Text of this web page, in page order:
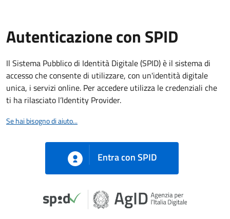
Autenticazione con SPID
Il Sistema Pubblico di Identità Digitale (SPID) è il sistema di
accesso che consente di utilizzare, con un'identità digitale
unica, i servizi online. Per accedere utilizza le credenziali che
ti ha rilasciato l’Identity Provider.
Se hai bisogno di aiuto...
Entra con SPID